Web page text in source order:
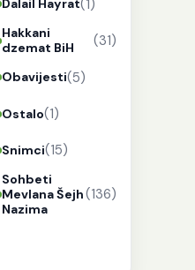
Dalail Hayrat(1)
Hakkani
dzemat BiH
(31)
Obavijesti(5)
Ostalo(1)
Snimci(15)
Sohbeti
Mevlana Šejh
Nazima
(136)